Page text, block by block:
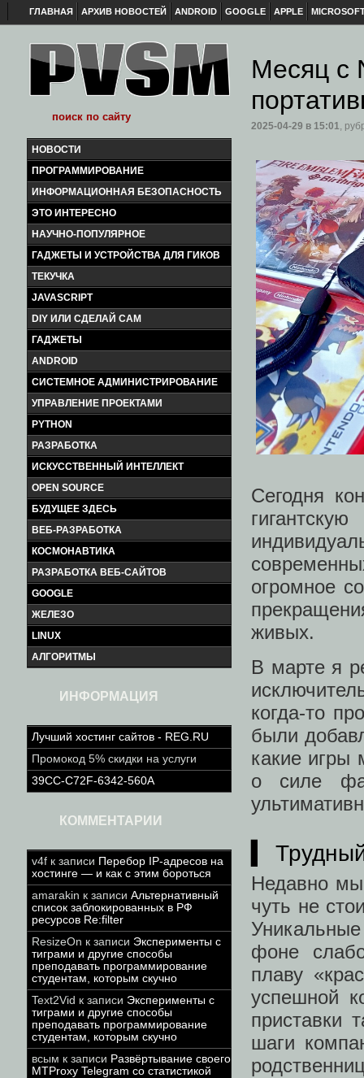
ГЛАВНАЯ АРХИВ НОВОСТЕЙ ANDROID GOOGLE APPLE
НОВОСТИ
ПРОГРАММИРОВАНИЕ
ИНФОРМАЦИОННАЯ БЕЗОПАСНОСТЬ
ЭТО ИНТЕРЕСНО
НАУЧНО-ПОПУЛЯРНОЕ
ГАДЖЕТЫ И УСТРОЙСТВА ДЛЯ ГИКОВ
ТЕКУЧКА
JAVASCRIPT
DIY ИЛИ СДЕЛАЙ САМ
ГАДЖЕТЫ
ANDROID
СИСТЕМНОЕ АДМИНИСТРИРОВАНИЕ
УПРАВЛЕНИЕ ПРОЕКТАМИ
PYTHON
РАЗРАБОТКА
ИСКУССТВЕННЫЙ ИНТЕЛЛЕКТ
OPEN SOURCE
БУДУЩЕЕ ЗДЕСЬ
ВЕБ-РАЗРАБОТКА
КОСМОНАВТИКА
РАЗРАБОТКА ВЕБ-САЙТОВ
GOOGLE
ЖЕЛЕЗО
LINUX
АЛГОРИТМЫ
ИНФОРМАЦИЯ
Лучший хостинг сайтов - REG.RU
Промокод 5% скидки на услуги
39CC-C72F-6342-560A
КОММЕНТАРИИ
v4f к записи Перебор IP-адресов на
хостинге — и как с этим бороться
amarakin к записи Альтернативный
список заблокированных в РФ
ресурсов Re:filter
ResizeOn к записи Эксперименты с
тиграми и другие способы
преподавать программирование
студентам, которым скучно
Text2Vid к записи Эксперименты с
тиграми и другие способы
преподавать программирование
студентам, которым скучно
всым к записи Развёртывание своего
MTProxy Telegram со статистикой
Месяц с
2025-04-29 в 15:01,
Сегодня
огромное
живых.
В марте я
когда-то
были
какие игры
о силе
▍
Недавно
чуть не
фоне
плаву
успешной
приставки
шаги